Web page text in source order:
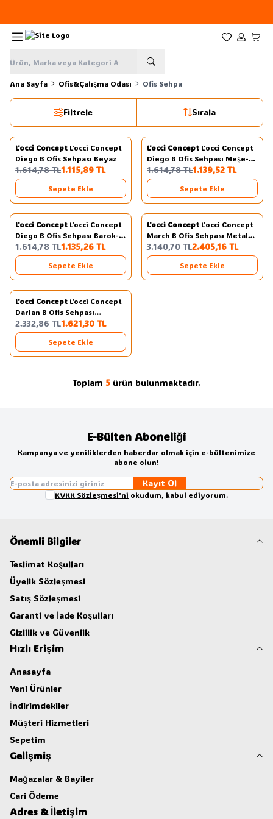
Favorilerim
Hesabım
Ana Sayfa Ofis&Çalışma Odası Ofis Sehpa
Filtrele Sırala
Yeni
%31
Favorilere Ekle
3
L'occi Concept L'occi Concept
Diego B Ofis Sehpası Beyaz
1.614,78TL1.115,89 TL
Sepete Ekle
Yeni
%29
Favorilere Ekle
3
L'occi Concept L'occi Concept
Diego B Ofis Sehpası Meşe-
Siyah
1.614,78TL1.139,52 TL
Sepete Ekle
Yeni
%30
Favorilere Ekle
3
L'occi Concept L'occi Concept
Diego B Ofis Sehpası Barok-
Antrasit
1.614,78TL1.135,26 TL
Sepete Ekle
Yeni
%23
Favorilere Ekle
L'occi Concept L'occi Concept
March B Ofis Sehpası Metal
Ayaklı Barok
3.140,70TL2.405,16 TL
Sepete Ekle
Yeni
%31
Favorilere Ekle
L'occi Concept L'occi Concept
Darian B Ofis Sehpası
80cm*60cm Kahve-Beton-
Antrasit DR2-CGA
2.332,86TL1.621,30 TL
Sepete Ekle
Toplam 5 ürün bulunmaktadır.
E-Bülten Aboneliği
Kampanya ve yeniliklerden haberdar olmak için e-bültenimize
abone olun!
Kayıt Ol
KVKK Sözleşmesi'ni okudum, kabul ediyorum.
Önemli Bilgiler
Teslimat Koşulları
Üyelik Sözleşmesi
Satış Sözleşmesi
Garanti ve İade Koşulları
Gizlilik ve Güvenlik
Hızlı Erişim
Anasayfa
Yeni Ürünler
İndirimdekiler
Müşteri Hizmetleri
Sepetim
Gelişmiş
Mağazalar & Bayiler
Cari Ödeme
Adres & İletişim